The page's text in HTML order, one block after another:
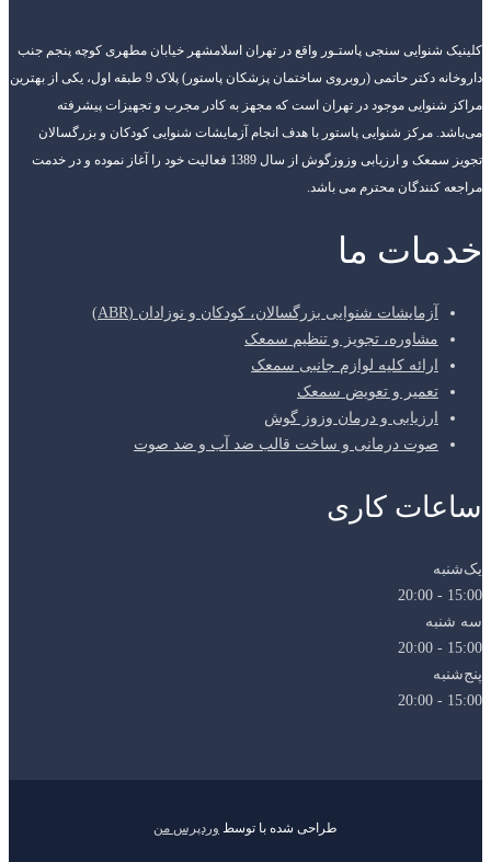
کلینیک شنوایی سنجی پاستـور واقع در تهران اسلامشهر خیابان مطهری کوچه پنجم جنب
داروخانه دکتر حاتمی (روبروی ساختمان پزشکان پاستور) پلاک 9 طبقه اول، یکی از بهترین
مراکز شنوایی موجود در تهران است که مجهز به کادر مجرب و تجهیزات پیشرفته
می‌باشد. مرکز شنوایی پاستور با هدف انجام آزمایشات شنوایی کودکان و بزرگسالان
تجویز سمعک و ارزیابی وزوزگوش از سال 1389 فعالیت خود را آغاز نموده و در خدمت
مراجعه کنندگان محترم می باشد.
خدمات ما
آزمایشات شنوایی بزرگسالان، کودکان و نوزادان (ABR)
مشاوره، تجویز و تنظیم سمعک
ارائه کلیه لوازم جانبی سمعک
تعمیر و تعویض سمعک
ارزیابی و درمان وزوز گوش
صوت درمانی و ساخت قالب ضد آب و ضد صوت
ساعات کاری
یک‌شنبه
15:00 - 20:00
سه شنبه
15:00 - 20:00
پنج‌شنبه
15:00 - 20:00
طراحی شده با توسط وردپرس من